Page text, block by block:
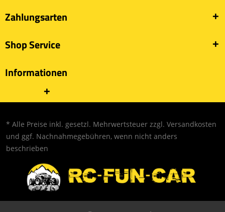
Zahlungsarten
Shop Service
Informationen
* Alle Preise inkl. gesetzl. Mehrwertsteuer zzgl. Versandkosten
und ggf. Nachnahmegebühren, wenn nicht anders
beschrieben